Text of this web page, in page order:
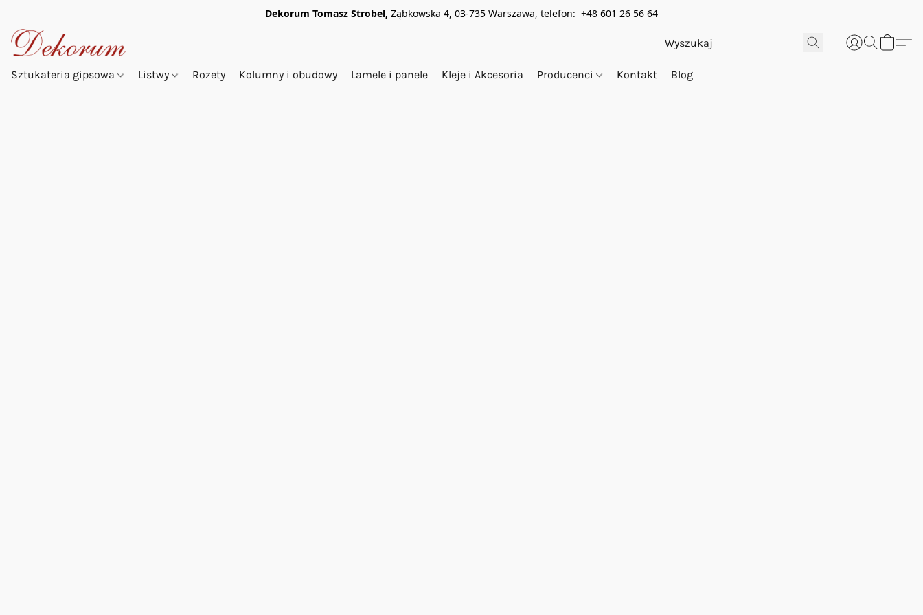
Dekorum Tomasz Strobel, Ząbkowska 4, 03-735 Warszawa, telefon: +48 601 26 56 64
Sztukateria gipsowa Listwy Rozety Kolumny i obudowy Lamele i panele Kleje i Akcesoria Producenci Kontakt Blog